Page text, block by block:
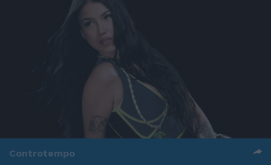
Controtempo